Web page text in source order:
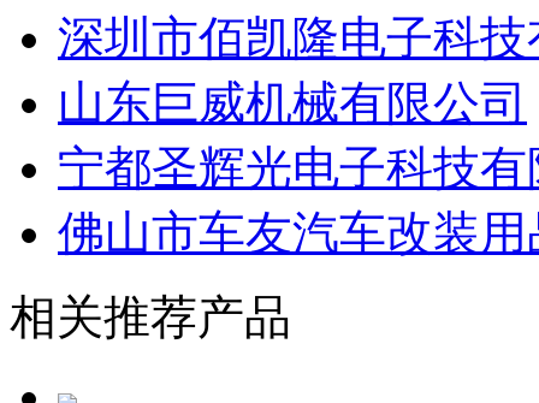
深圳市佰凯隆电子科
山东巨威机械有限公司
宁都圣辉光电子科技
佛山市车友汽车改装
相关推荐产品